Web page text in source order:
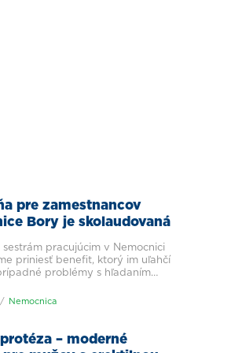
pre zamestnancov
Bory je skolaudovaná
sestrám pracujúcim v Nemocnici
priniesť benefit, ktorý im uľahčí
problémy s hľadaním
ubytovňu, ktorá je
Nemocnica
– moderné